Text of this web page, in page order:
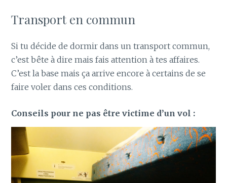
Transport en commun
Si tu décide de dormir dans un transport commun,
c’est bête à dire mais fais attention à tes affaires.
C’est la base mais ça arrive encore à certains de se
faire voler dans ces conditions.
Conseils pour ne pas être victime d’un vol :